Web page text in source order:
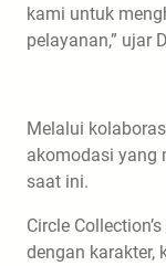
kami untuk
pelayanan,” ujar
Melalui
akomodasi yang
saat ini.
Circle
dengan karakter,